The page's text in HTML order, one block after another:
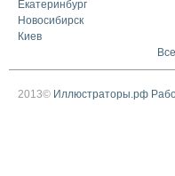
Екатеринбург
Новосибирск
Киев
2013© Иллюстраторы.рф